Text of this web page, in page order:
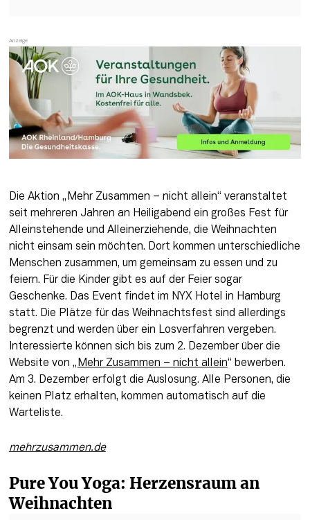
Die Aktion „Mehr Zusammen – nicht allein“ veranstaltet
seit mehreren Jahren an Heiligabend ein großes Fest für
Alleinstehende und Alleinerziehende, die Weihnachten
nicht einsam sein möchten. Dort kommen unterschiedliche
Menschen zusammen, um gemeinsam zu essen und zu
feiern. Für die Kinder gibt es auf der Feier sogar
Geschenke. Das Event findet im NYX Hotel in Hamburg
statt. Die Plätze für das Weihnachtsfest sind allerdings
begrenzt und werden über ein Losverfahren vergeben.
Interessierte können sich bis zum 2. Dezember über die
Website von „ Mehr Zusammen – nicht allein“ bewerben.
Am 3. Dezember erfolgt die Auslosung. Alle Personen, die
keinen Platz erhalten, kommen automatisch auf die
Warteliste.
mehrzusammen.de
Pure You Yoga: Herzensraum an
Weihnachten